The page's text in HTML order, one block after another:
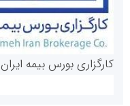
کارگزاری بورس بیمه ایران